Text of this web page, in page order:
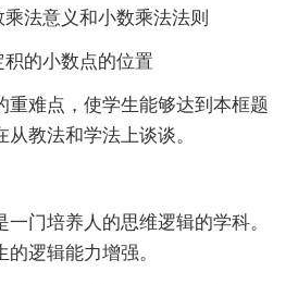
法意义和小数乘法法则
的小数点的位置
难点，使学生能够达到本框题
教法和学法上谈谈。
门培养人的思维逻辑的学科。
逻辑能力增强。